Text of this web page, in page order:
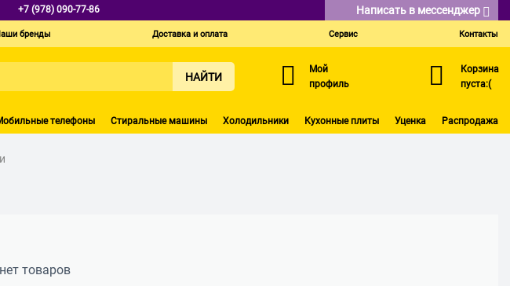
+7 (978) 090-77-86 Написать в мессенджер
бренды Доставка и оплата Сервис Контакты
НАЙТИ
Мой
профиль
Корзина
пуста:(
телефоны Стиральные машины Холодильники Кухонные плиты Уценка Распродажа
товаров